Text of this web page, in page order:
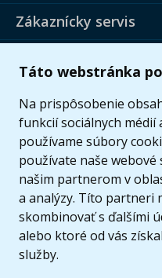
Táto webstránka
Na prispôsobenie
funkcií sociálnych médií
používame súbory
používate naše
našim partnerom v
a analýzy. Títo partneri
skombinovať s ďalšími
alebo ktoré od vás
služby.
Zákaznícky servis